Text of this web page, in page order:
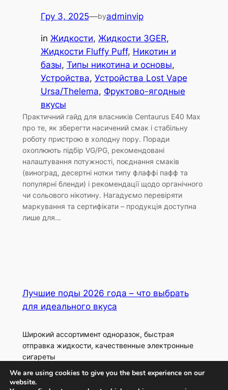
Гру 3, 2025—byadminvip
in Жидкости, Жидкости 3GER
Жидкости Fluffy Puff, Никотин и
базы, Типы никотина и основы
Устройства, Устройства Lost Vape
Ursa/Thelema, Фруктово-ягодные
вкусы
Практичний гайд для власників Centaurus E40 Max
про те, як зберегти насичений смак і стабільну
роботу пристрою в холодну пору. Поради
охоплюють підбір VG/PG, рекомендовані
налаштування потужності, поєднання смаків
(виноград, десертні нотки типу флаффі пафф та
популярні бленди) і рекомендації щодо органічного
чи сольового нікотину. Нагадуємо перевіряти
маркування та сертифікати – продукція доступна
лише для…
Лучшие поды 2026 года – что выбрать
для идеального вкуса
Широкий ассортимент одноразок, быстрая
отправка жидкости, качественные электронные
сигареты
We are using cookies to give you the best experience on our
website.